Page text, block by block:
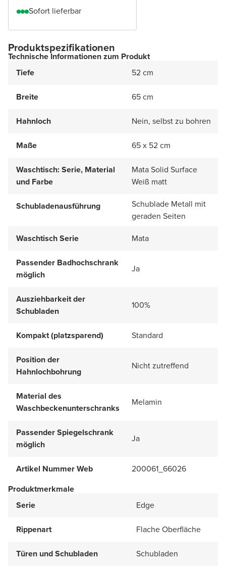
Sofort lieferbar
Produktspezifikationen
Technische Informationen zum Produkt
Tiefe
52 cm
Breite 65 cm
Hahnloch Nein, selbst zu bohren
Maße 65 x 52 cm
Waschtisch: Serie, Material
und Farbe
Mata Solid Surface
Weiß matt
Schubladenausführung
Schublade Metall mit
geraden Seiten
Waschtisch Serie
Mata
Passender Badhochschrank
möglich
Ja
Ausziehbarkeit der
Schubladen
100%
Kompakt (platzsparend) Standard
Position der
Hahnlochbohrung
Nicht zutreffend
Material des
Waschbeckenunterschranks
Melamin
Passender Spiegelschrank
möglich
Ja
Artikel Nummer Web
200061_66026
Produktmerkmale
Serie
Edge
Rippenart Flache Oberfläche
Türen und Schubladen Schubladen